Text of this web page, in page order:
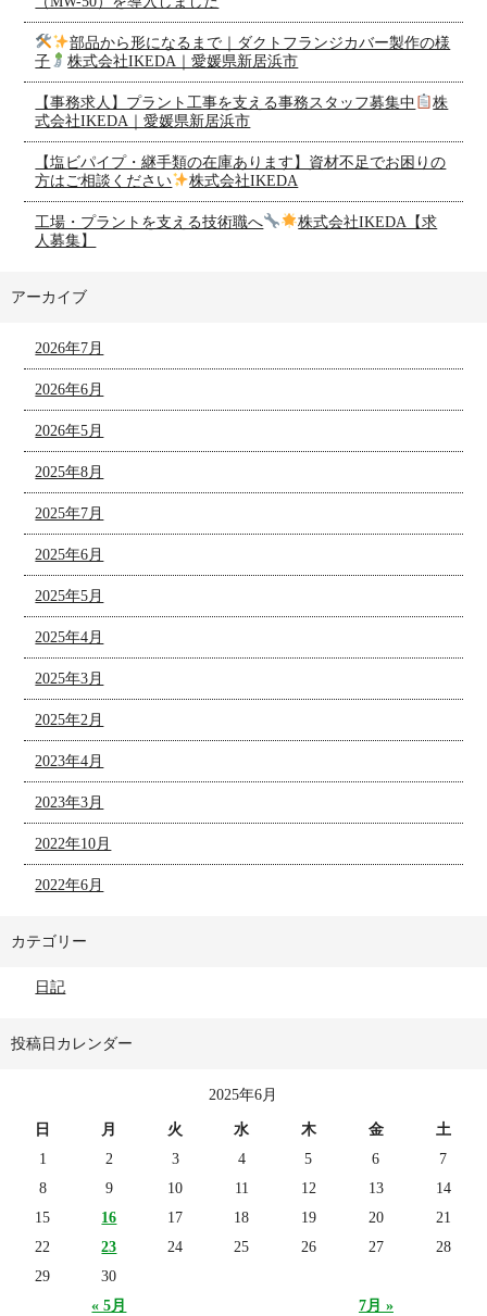
部品から形になるまで｜ダクトフランジカバー製作の様
子
株式会社IKEDA｜愛媛県新居浜市
【事務求人】プラント工事を支える事務スタッフ募集中
株
式会社IKEDA｜愛媛県新居浜市
【塩ビパイプ・継手類の在庫あります】資材不足でお困りの
方はご相談ください
株式会社IKEDA
工場・プラントを支える技術職へ
株式会社IKEDA【求
人募集】
アーカイブ
2026年7月
2026年6月
2026年5月
2025年8月
2025年7月
2025年6月
2025年5月
2025年4月
2025年3月
2025年2月
2023年4月
2023年3月
2022年10月
2022年6月
カテゴリー
日記
投稿日カレンダー
2025年6月
日 月 火 水 木 金 土
« 5月 7月 »
1 2 3 4 5 6
7
8
9 10 11 12 13
14
15
16 17 18 19 20
21
22
23 24 25 26 27
28
29
30